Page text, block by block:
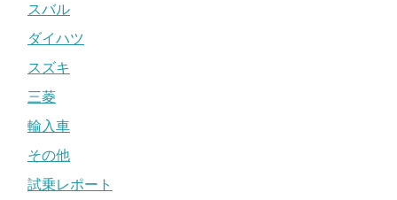
スバル
ダイハツ
スズキ
三菱
輸入車
その他
試乗レポート